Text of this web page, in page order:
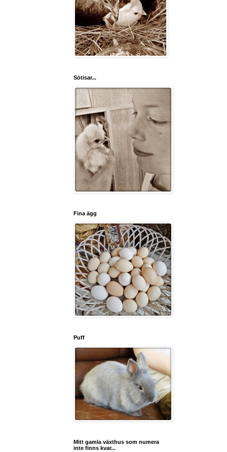
Sötisar...
Fina ägg
Puff
Mitt gamla växthus som numera
inte finns kvar...